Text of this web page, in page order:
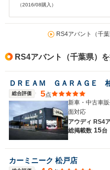
（2016/08購入）
RS4アバント（千
RS4アバント（千葉県）
ＤＲＥＡＭ ＧＡＲＡＧＥ
総合評価 5点
新車・中古車
面対応
アウディ RS4
総掲載数 15台
カーミニーク 松戸店